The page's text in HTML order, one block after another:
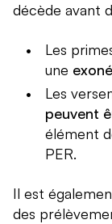
décède avant
Les
une
Les
peuvent
élément
PER.
Il est
des